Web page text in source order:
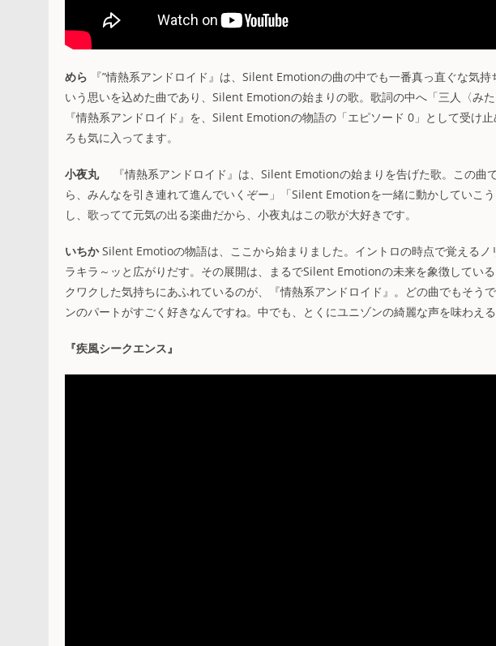
めら 『”情熱系アンドロイド』は、Silent Emotionの曲の中でも一番真っ直ぐな気
いう思いを込めた曲であり、Silent Emotionの始まりの歌。歌詞の中へ「三人〈み
『情熱系アンドロイド』を、Silent Emotionの物語の「エピソード 0」として受け
ろも気に入ってます。
小夜丸『情熱系アンドロイド』は、Silent Emotionの始まりを告げた歌。この曲
ら、みんなを引き連れて進んでいくぞー」「Silent Emotionを一緒に動かしていこ
し、歌ってて元気の出る楽曲だから、小夜丸はこの歌が大好きです。
いちかSilent Emotioの物語は、ここから始まりました。イントロの時点で覚える
ラキラ～ッと広がりだす。その展開は、まるでSilent Emotionの未来を象徴してい
クワクした気持ちにあふれているのが、『情熱系アンドロイド』。どの曲でもそう
ンのパートがすごく好きなんですね。中でも、とくにユニゾンの綺麗な声を味わえ
『疾風シークエンス』